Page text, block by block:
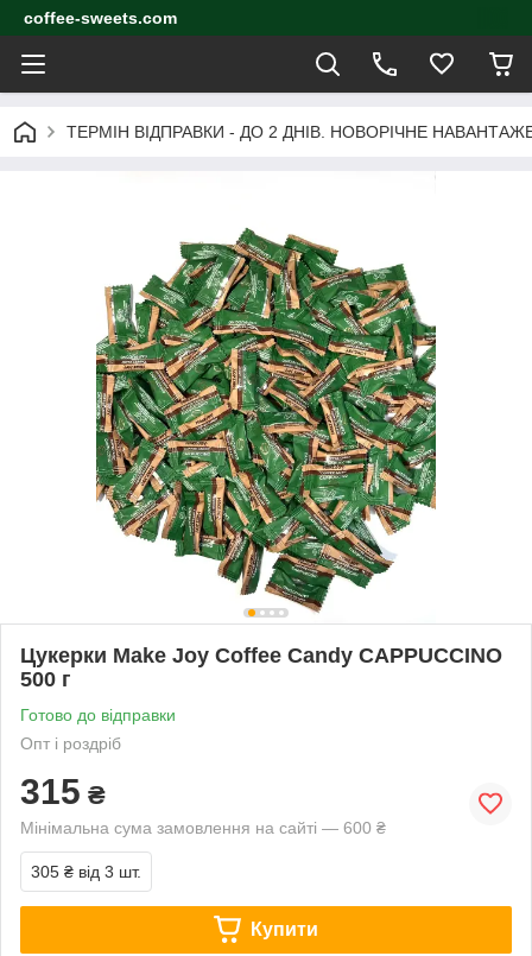
coffee-sweets.com
ТЕРМІН ВІДПРАВКИ - ДО 2 ДНІВ. НОВОРІЧНЕ
Цукерки Make Joy Coffee Candy CAPPUCCINO
500 г
Готово до відправки
Опт і роздріб
315 ₴
Мінімальна сума замовлення на сайті — 600 ₴
305 ₴ від 3 шт.
Купити